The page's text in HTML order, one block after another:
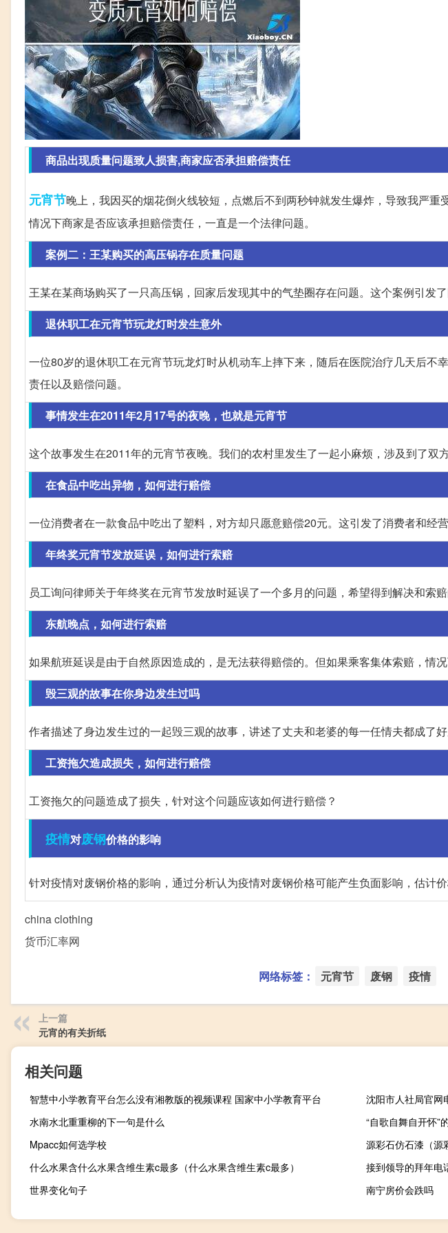
商品出现质量问题致人损害,商家应否承担赔偿责任
元宵节晚上，我因买的烟花倒火线较短，点燃后不到两秒钟就发生爆炸，导致我严重
情况下商家是否应该承担赔偿责任，一直是一个法律问题。
案例二：王某购买的高压锅存在质量问题
王某在某商场购买了一只高压锅，回家后发现其中的气垫圈存在问题。这个案例引发
退休职工在元宵节玩龙灯时发生意外
一位80岁的退休职工在元宵节玩龙灯时从机动车上摔下来，随后在医院治疗几天后不
责任以及赔偿问题。
事情发生在2011年2月17号的夜晚，也就是元宵节
这个故事发生在2011年的元宵节夜晚。我们的农村里发生了一起小麻烦，涉及到了双
在食品中吃出异物，如何进行赔偿
一位消费者在一款食品中吃出了塑料，对方却只愿意赔偿20元。这引发了消费者和经营
年终奖元宵节发放延误，如何进行索赔
员工询问律师关于年终奖在元宵节发放时延误了一个多月的问题，希望得到解决和索赔
东航晚点，如何进行索赔
如果航班延误是由于自然原因造成的，是无法获得赔偿的。但如果乘客集体索赔，情况
毁三观的故事在你身边发生过吗
作者描述了身边发生过的一起毁三观的故事，讲述了丈夫和老婆的每一任情夫都成了好
工资拖欠造成损失，如何进行赔偿
工资拖欠的问题造成了损失，针对这个问题应该如何进行赔偿？
疫情对废钢价格的影响
针对疫情对废钢价格的影响，通过分析认为疫情对废钢价格可能产生负面影响，估计价
china clothing
货币汇率网
网络标签： 元宵节 废钢 疫情
上一篇
元宵的有关折纸
相关问题
智慧中小学教育平台怎么没有湘教版的视频课程 国家中小学教育平台
沈阳市人社局官网
水南水北重重柳的下一句是什么
“自歌自舞自开怀”
Mpacc如何选学校
源彩石仿石漆（源
什么水果含什么水果含维生素c最多（什么水果含维生素c最多）
接到领导的拜年电
世界变化句子
南宁房价会跌吗